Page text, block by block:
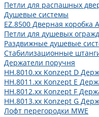
Петли для распашных
Душевые системы
EZ.8500 Дверная коробка
Петли для душевых
Раздвижные душевые
Стабилизационные
Держатели поручня
HH.8010.xx Konzept D
HH.8011.xx Konzept E
HH.8012.xx Konzept F
HH.8013.xx Konzept G
Лофт перегородки MWE